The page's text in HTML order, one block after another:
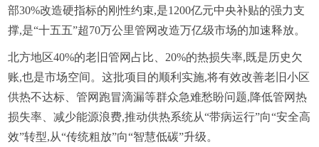
部30%改造硬指标的刚性约束,是1200亿元中央补贴的强力支
撑,是“十五五”超70万公里管网改造万亿级市场的加速释放。
北方地区40%的老旧管网占比、20%的热损失率,既是历史欠
账,也是市场空间。这批项目的顺利实施,将有效改善老旧小区
供热不达标、管网跑冒滴漏等群众急难愁盼问题,降低管网热
损失率、减少能源浪费,推动供热系统从“带病运行”向“安全高
效”转型,从“传统粗放”向“智慧低碳”升级。